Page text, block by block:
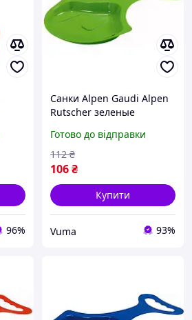
96%
Санки Alpen Gaudi Alpen
Rutscher зеленые
Готово до відправки
106₴
112 ₴
Купити
Vuma 93%